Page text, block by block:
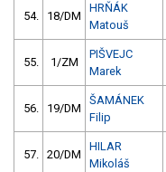
54. 18/DM
HRŇÁK
Matouš
55. 1/ZM
PIŠVEJC
Marek
56. 19/DM
ŠAMÁNEK
Filip
57. 20/DM
HILAR
Mikoláš